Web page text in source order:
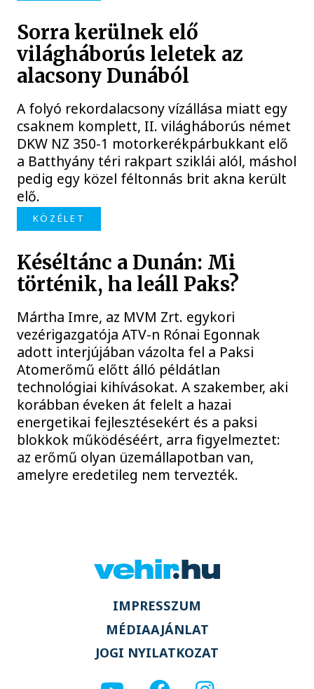
Sorra kerülnek elő
világháborús leletek az
alacsony Dunából
A folyó rekordalacsony vízállása miatt egy
csaknem komplett, II. világháborús német
DKW NZ 350-1 motorkerékpárbukkant elő
a Batthyány téri rakpart sziklái alól, máshol
pedig egy közel féltonnás brit akna került
elő.
KÖZÉLET
Késéltánc a Dunán: Mi
történik, ha leáll Paks?
Mártha Imre, az MVM Zrt. egykori
vezérigazgatója ATV-n Rónai Egonnak
adott interjújában vázolta fel a Paksi
Atomerőmű előtt álló példátlan
technológiai kihívásokat. A szakember, aki
korábban éveken át felelt a hazai
energetikai fejlesztésekért és a paksi
blokkok működéséért, arra figyelmeztet:
az erőmű olyan üzemállapotban van,
amelyre eredetileg nem tervezték.
IMPRESSZUM
MÉDIAAJÁNLAT
JOGI NYILATKOZAT